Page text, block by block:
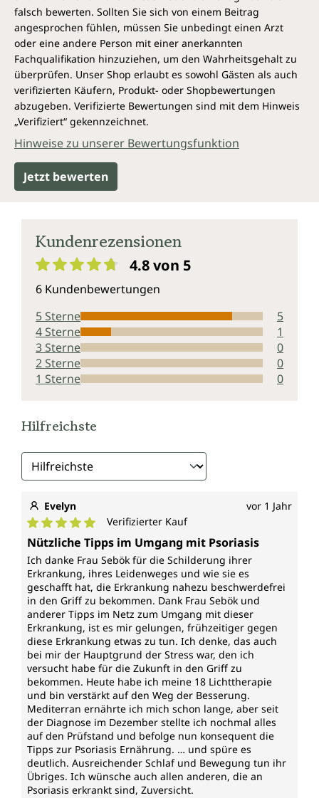
falsch bewerten. Sollten Sie sich von einem Beitrag
angesprochen fühlen, müssen Sie unbedingt einen Arzt
oder eine andere Person mit einer anerkannten
Fachqualifikation hinzuziehen, um den Wahrheitsgehalt zu
überprüfen. Unser Shop erlaubt es sowohl Gästen als auch
verifizierten Käufern, Produkt- oder Shopbewertungen
abzugeben. Verifizierte Bewertungen sind mit dem Hinweis
„Verifiziert“ gekennzeichnet.
Hinweise zu unserer Bewertungsfunktion
Jetzt bewerten
Kundenrezensionen
4.8 von 5
6 Kundenbewertungen
5 Sterne
5
4 Sterne
1
3 Sterne
0
2 Sterne
0
1 Sterne
0
Hilfreichste
Evelyn vor 1 Jahr
Durchschnittliche Bewertung von 5 von 5 Sternen
Verifizierter Kauf
Nützliche Tipps im Umgang mit Psoriasis
Ich danke Frau Sebök für die Schilderung ihrer
Erkrankung, ihres Leidenweges und wie sie es
geschafft hat, die Erkrankung nahezu beschwerdefrei
in den Griff zu bekommen. Dank Frau Sebök und
anderer Tipps im Netz zum Umgang mit dieser
Erkrankung, ist es mir gelungen, frühzeitiger gegen
diese Erkrankung etwas zu tun. Ich denke, das auch
bei mir der Hauptgrund der Stress war, den ich
versucht habe für die Zukunft in den Griff zu
bekommen. Heute habe ich meine 18 Lichttherapie
und bin verstärkt auf den Weg der Besserung.
Mediterran ernährte ich mich schon lange, aber seit
der Diagnose im Dezember stellte ich nochmal alles
auf den Prüfstand und befolge nun konsequent die
Tipps zur Psoriasis Ernährung. … und spüre es
deutlich. Ausreichender Schlaf und Bewegung tun ihr
Übriges. Ich wünsche auch allen anderen, die an
Psoriasis erkrankt sind, Zuversicht.